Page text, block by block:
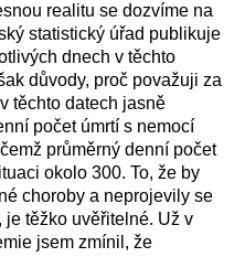
realitu se dozvíme na
statistický úřad publikuje
dnech v těchto
důvody, proč považuji za
těchto datech jasně
počet úmrtí s nemocí
průměrný denní počet
okolo 300. To, že by
choroby a neprojevily se
je těžko uvěřitelné. Už v
jsem zmínil, že